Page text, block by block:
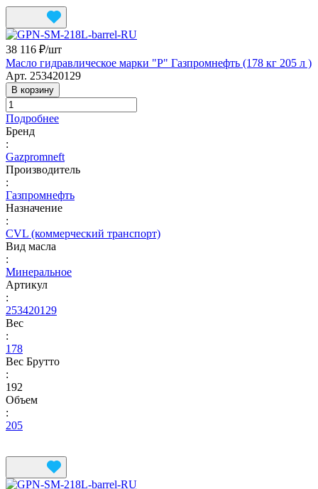
38 116 ₽/шт
Масло гидравлическое марки "Р" Газпромнефть (178 кг 205 л )
Арт. 253420129
В корзину
Подробнее
Бренд
:
Gazpromneft
Производитель
:
Газпромнефть
Назначение
:
CVL (коммерческий транспорт)
Вид масла
:
Минеральное
Артикул
:
253420129
Вес
:
178
Вес Брутто
:
192
Объем
:
205